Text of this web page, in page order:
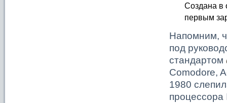
Создана в
первым
Напомним,
под
стандартом
Comodore,
1980
процессора